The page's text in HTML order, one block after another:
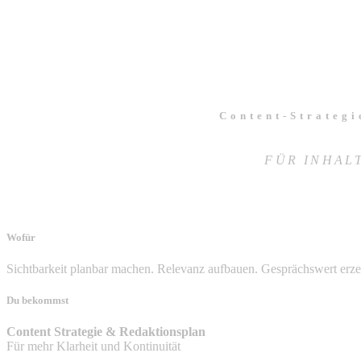
Content-
FÜR
Wofür
Sichtbarkeit planbar machen. Relevanz aufbauen. Gesprächswert
Du bekommst
Content Strategie & Redaktionsplan
Für mehr Klarheit und Kontinuität